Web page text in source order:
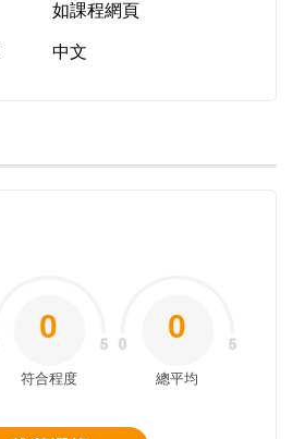
如課程網頁
中文
0
符合程度
0
總平均